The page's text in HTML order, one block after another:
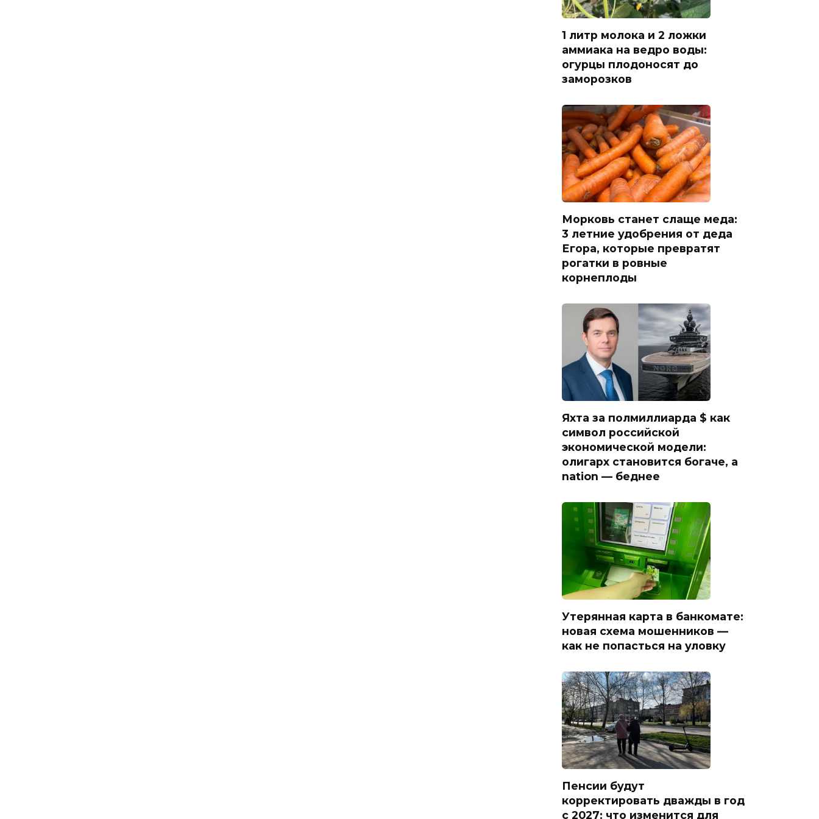
1 литр молока и 2 ложки
аммиака на ведро воды:
огурцы плодоносят до
заморозков
Морковь станет слаще меда:
3 летние удобрения от деда
Егора, которые превратят
рогатки в ровные
корнеплоды
Яхта за полмиллиарда $ как
символ российской
экономической модели:
олигарх становится богаче, а
nation — беднее
Утерянная карта в банкомате:
новая схема мошенников —
как не попасться на уловку
Пенсии будут
корректировать дважды в год
с 2027: что изменится для